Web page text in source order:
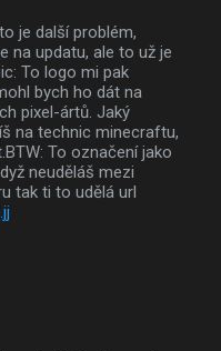
je další problém,
na updatu, ale to už je
To logo mi pak
bych ho dát na
pixel-ártů. Jaký
na technic minecraftu,
To označení jako
neuděláš mezi
tak ti to udělá url